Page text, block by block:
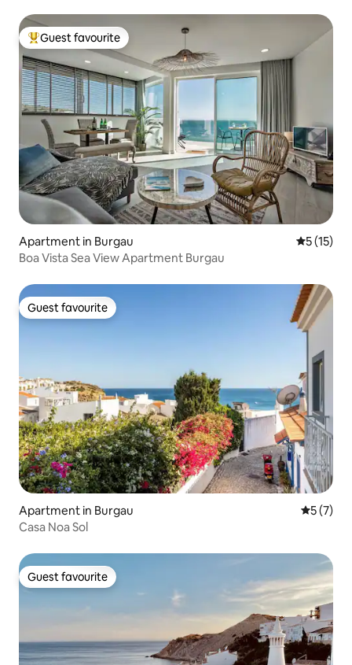
Top guest favourite
Guest favourite
Apartment in Burgau 5 out of 5
5 (15)
Boa Vista Sea View Apartment Burgau
Guest favourite
Guest favourite
Apartment in Burgau 5 out of
5 (7)
Casa Noa Sol
Guest favourite
Guest favourite